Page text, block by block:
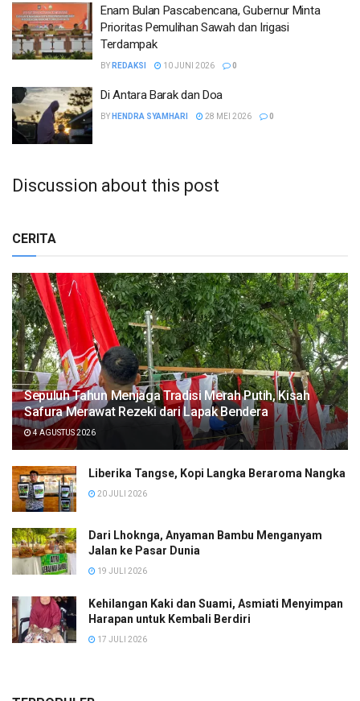
Enam Bulan Pascabencana, Gubernur Minta
Prioritas Pemulihan Sawah dan Irigasi
Terdampak
BY REDAKSI 10 JUNI 2026 0
Di Antara Barak dan Doa
BY HENDRA SYAMHARI 28 MEI 2026 0
Discussion about this post
CERITA
Sepuluh Tahun Menjaga Tradisi Merah Putih, Kisah
Safura Merawat Rezeki dari Lapak Bendera
4 AGUSTUS 2026
Liberika Tangse, Kopi Langka Beraroma Nangka
20 JULI 2026
Dari Lhoknga, Anyaman Bambu Menganyam
Jalan ke Pasar Dunia
19 JULI 2026
Kehilangan Kaki dan Suami, Asmiati Menyimpan
Harapan untuk Kembali Berdiri
17 JULI 2026